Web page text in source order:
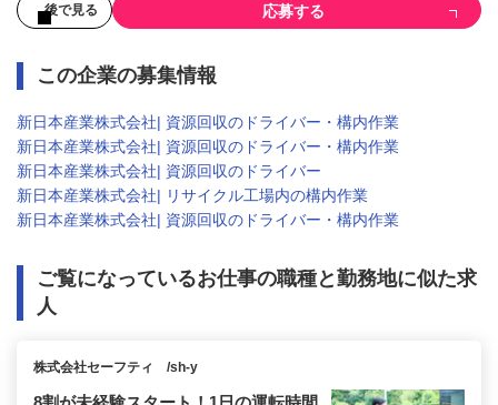
後で見る 応募する
この企業の募集情報
新日本産業株式会社| 資源回収のドライバー・構内作業
新日本産業株式会社| 資源回収のドライバー・構内作業
新日本産業株式会社| 資源回収のドライバー
新日本産業株式会社| リサイクル工場内の構内作業
新日本産業株式会社| 資源回収のドライバー・構内作業
ご覧になっているお仕事の職種と勤務地に似た求
人
株式会社セーフティ /sh-y